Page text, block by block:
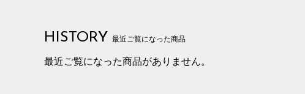
HISTORY 最近ご覧になった商品
最近ご覧になった商品がありません。